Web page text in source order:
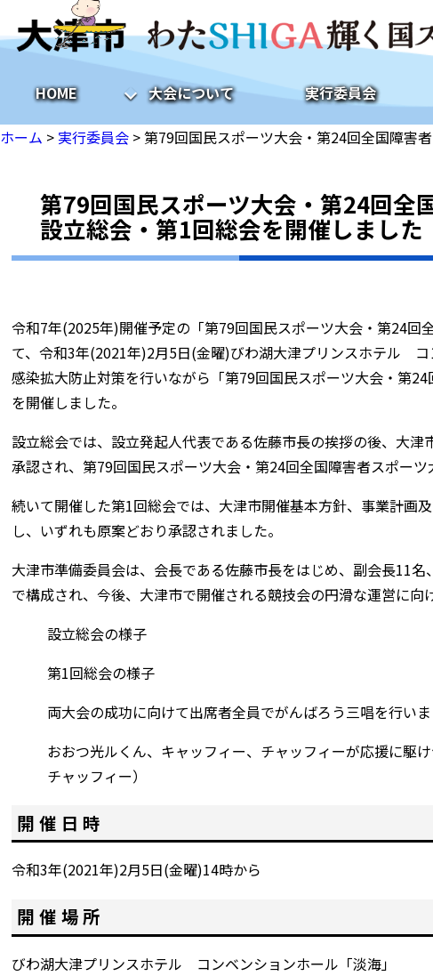
HOME 大会について 実行委員会
ホーム > 実行委員会 >第79回国民スポーツ大会・第24回全国障害
第79回国民スポーツ大会・第24回全
設立総会・第1回総会を開催しました
令和7年(2025年)開催予定の「第79回国民スポーツ大会・第24回
て、令和3年(2021年)2月5日(金曜)びわ湖大津プリンスホテル
感染拡大防止対策を行いながら「第79回国民スポーツ大会・第
を開催しました。
設立総会では、設立発起人代表である佐藤市長の挨拶の後、大
承認され、第79回国民スポーツ大会・第24回全国障害者スポーツ
続いて開催した第1回総会では、大津市開催基本方針、事業計画
し、いずれも原案どおり承認されました。
大津市準備委員会は、会長である佐藤市長をはじめ、副会長11
で構成され、今後、大津市で開催される競技会の円滑な運営に向
設立総会の様子
第1回総会の様子
両大会の成功に向けて出席者全員でがんばろう三唱を行いま
おおつ光ルくん、キャッフィー、チャッフィーが応援に駆
チャッフィー）
開催日時
令和3年(2021年)2月5日(金曜)14時から
開催場所
びわ湖大津プリンスホテル コンベンションホール「淡海」